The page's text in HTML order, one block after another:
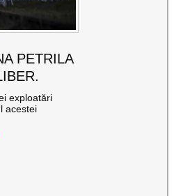
PETRILA
exploatări
acestei